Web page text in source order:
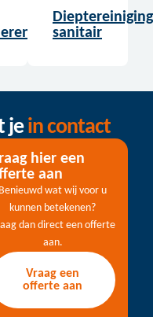
Dieptereiniging
sanitair
jein contact
hier een
aan
Benieuwd wat wij voor u
kunnen betekenen?
dan direct een offerte
aan.
Vraag een
offerte aan